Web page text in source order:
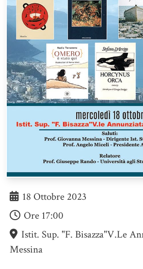
18 Ottobre 2023
Ore 17:00
Istit. Sup. "F. Bisazza"V.le
Messina